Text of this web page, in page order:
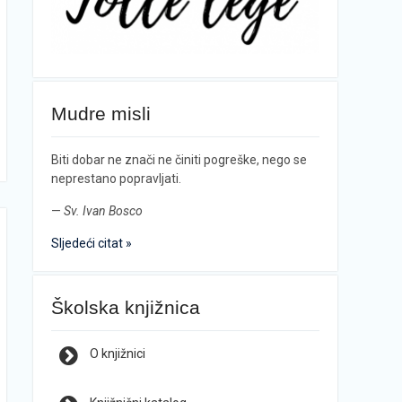
Mudre misli
Biti dobar ne znači ne činiti pogreške, nego se
neprestano popravljati.
— Sv. Ivan Bosco
Sljedeći citat »
Školska knjižnica
O knjižnici